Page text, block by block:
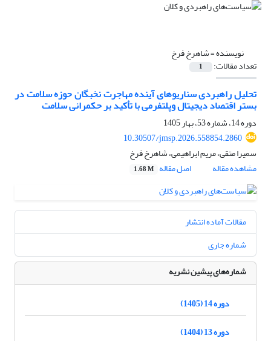
نویسنده =شاهرخ فرخ
تعداد مقالات: 1
تحلیل راهبردی سناریوهای آینده مهاجرت نخبگان حوزه سلامت در
بستر اقتصاد دیجیتال وپلتفرمی با تأکید بر حکمرانی سلامت
دوره 14، شماره 53، بهار 1405
10.30507/jmsp.2026.558854.2860
سمیرا متقی، مریم ابراهیمی، شاهرخ فرخ
مشاهده مقاله
اصل مقاله 1.68 M
مقالات آماده انتشار
شماره جاری
شماره‌های پیشین نشریه
دوره 14 (1405)
دوره 13 (1404)